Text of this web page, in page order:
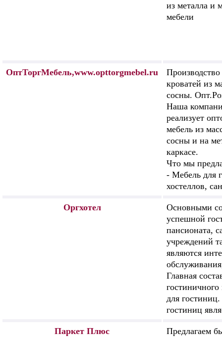
из металла и
мебели
ОптТоргМебель,www.opttorgmebel.ru
кроватей из
сосны.
Наша
реализует
мебель из
сосны и на
каркасе.
Что мы
- Мебель для
хостеллов,
Оргхотел
Основными
успешной
пансионата,
учреждений
являются
Главная
для
гостиниц
Паркет Плюс
Предлагаем